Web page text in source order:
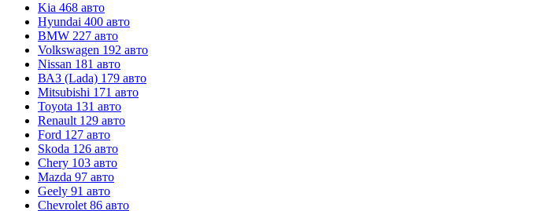
Kia 468 авто
Hyundai 400 авто
BMW 227 авто
Volkswagen 192 авто
Nissan 181 авто
ВАЗ (Lada) 179 авто
Mitsubishi 171 авто
Toyota 131 авто
Renault 129 авто
Ford 127 авто
Skoda 126 авто
Chery 103 авто
Mazda 97 авто
Geely 91 авто
Chevrolet 86 авто